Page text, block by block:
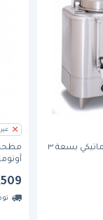
وعاء للقهوة أوتوماتيكي بسعة ٣
غير